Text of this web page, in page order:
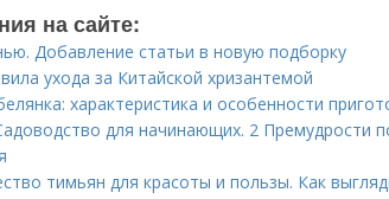
на сайте:
Добавление статьи в новую подборку
ухода за Китайской хризантемой
характеристика и особенности
для начинающих. 2 Премудрости
тимьян для красоты и пользы. Как